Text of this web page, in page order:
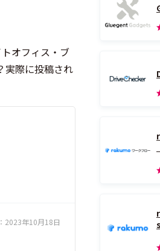
オフィス・ブ
実際に投稿され
2023年10月18日